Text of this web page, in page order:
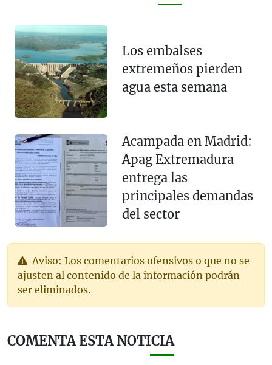
Los embalses
extremeños pierden
agua esta semana
Acampada en Madrid:
Apag Extremadura
entrega las
principales demandas
del sector
Aviso: Los comentarios ofensivos o que no se
ajusten al contenido de la información podrán
ser eliminados.
COMENTA ESTA NOTICIA